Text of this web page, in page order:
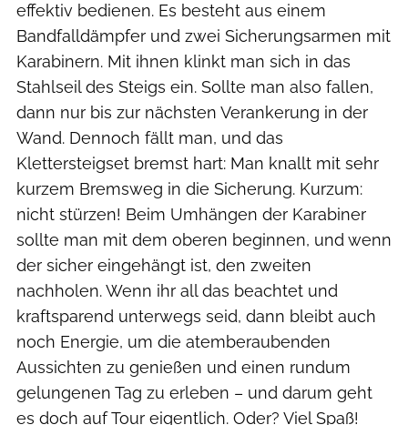
effektiv bedienen. Es besteht aus einem
Bandfalldämpfer und zwei Sicherungsarmen mit
Karabinern. Mit ihnen klinkt man sich in das
Stahlseil des Steigs ein. Sollte man also fallen,
dann nur bis zur nächsten Verankerung in der
Wand. Dennoch fällt man, und das
Klettersteigset bremst hart: Man knallt mit sehr
kurzem Bremsweg in die Sicherung. Kurzum:
nicht stürzen! Beim Umhängen der Karabiner
sollte man mit dem oberen beginnen, und wenn
der sicher eingehängt ist, den zweiten
nachholen. Wenn ihr all das beachtet und
kraftsparend unterwegs seid, dann bleibt auch
noch Energie, um die atemberaubenden
Aussichten zu genießen und einen rundum
gelungenen Tag zu erleben – und darum geht
es doch auf Tour eigentlich. Oder? Viel Spaß!